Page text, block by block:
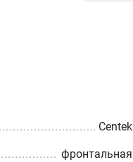
Centek
фронтальная